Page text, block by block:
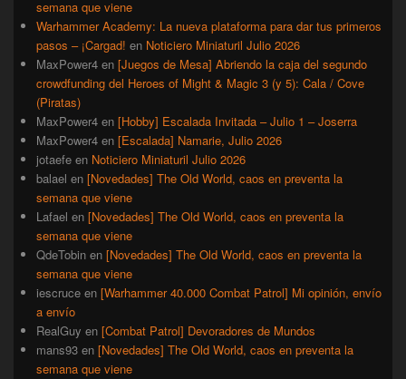
semana que viene
Warhammer Academy: La nueva plataforma para dar tus primeros
pasos – ¡Cargad! en Noticiero Miniaturil Julio 2026
MaxPower4 en [Juegos de Mesa] Abriendo la caja del segundo
crowdfunding del Heroes of Might & Magic 3 (y 5): Cala / Cove
(Piratas)
MaxPower4 en [Hobby] Escalada Invitada – Julio 1 – Joserra
MaxPower4 en [Escalada] Namarie, Julio 2026
jotaefe en Noticiero Miniaturil Julio 2026
balael en [Novedades] The Old World, caos en preventa la
semana que viene
Lafael en [Novedades] The Old World, caos en preventa la
semana que viene
QdeTobin en [Novedades] The Old World, caos en preventa la
semana que viene
iescruce en [Warhammer 40.000 Combat Patrol] Mi opinión, envío
a envío
RealGuy en [Combat Patrol] Devoradores de Mundos
mans93 en [Novedades] The Old World, caos en preventa la
semana que viene